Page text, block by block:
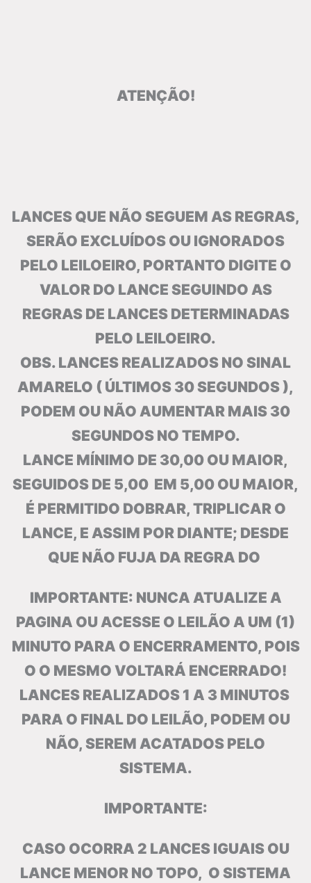
ATENÇÃO!
LANCES QUE NÃO SEGUEM AS REGRAS,
SERÃO EXCLUÍDOS OU IGNORADOS
PELO LEILOEIRO, PORTANTO DIGITE O
VALOR DO LANCE SEGUINDO AS
REGRAS DE LANCES DETERMINADAS
PELO LEILOEIRO.
OBS. LANCES REALIZADOS NO SINAL
AMARELO ( ÚLTIMOS 30 SEGUNDOS ),
PODEM OU NÃO AUMENTAR MAIS 30
SEGUNDOS NO TEMPO.
LANCE MÍNIMO DE 30,00 OU MAIOR,
SEGUIDOS DE 5,00 EM 5,00 OU MAIOR,
É PERMITIDO DOBRAR, TRIPLICAR O
LANCE, E ASSIM POR DIANTE; DESDE
QUE NÃO FUJA DA REGRA DO
IMPORTANTE: NUNCA ATUALIZE A
PAGINA OU ACESSE O LEILÃO A UM (1)
MINUTO PARA O ENCERRAMENTO, POIS
O O MESMO VOLTARÁ ENCERRADO!
LANCES REALIZADOS 1 A 3 MINUTOS
PARA O FINAL DO LEILÃO, PODEM OU
NÃO, SEREM ACATADOS PELO
SISTEMA.
IMPORTANTE:
CASO OCORRA 2 LANCES IGUAIS OU
LANCE MENOR NO TOPO, O SISTEMA